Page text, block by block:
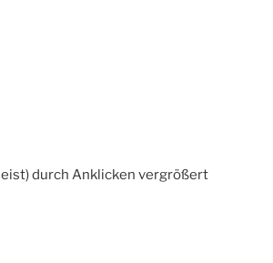
durch Anklicken vergrößert